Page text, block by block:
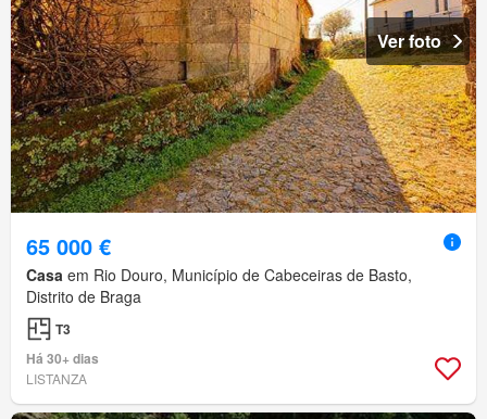
Ver foto
65 000 €
Casa em Rio Douro, Município de Cabeceiras de Basto,
Distrito de Braga
T3
Há 30+ dias
LISTANZA